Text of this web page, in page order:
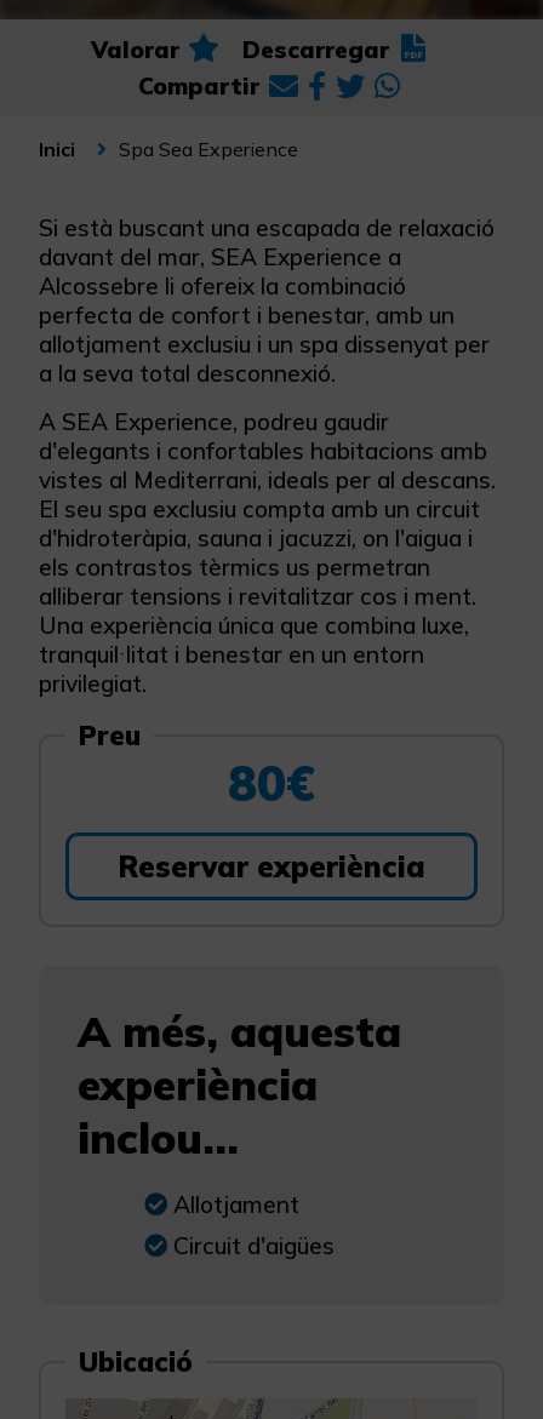
Valorar
Descarregar
Compartir
Inici Spa Sea Experience
Si està buscant una escapada de relaxació
davant del mar, SEA Experience a
Alcossebre li ofereix la combinació
perfecta de confort i benestar, amb un
allotjament exclusiu i un spa dissenyat per
a la seva total desconnexió.
A SEA Experience, podreu gaudir
d'elegants i confortables habitacions amb
vistes al Mediterrani, ideals per al descans.
El seu spa exclusiu compta amb un circuit
d'hidroteràpia, sauna i jacuzzi, on l'aigua i
els contrastos tèrmics us permetran
alliberar tensions i revitalitzar cos i ment.
Una experiència única que combina luxe,
tranquil·litat i benestar en un entorn
privilegiat.
Preu
80€
Reservar experiència
A més, aquesta
experiència
inclou...
Allotjament
Circuit d'aigües
Ubicació